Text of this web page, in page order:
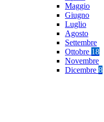
Maggio
Giugno
Luglio
Agosto
Settembre
Ottobre 18
Novembre
Dicembre 8